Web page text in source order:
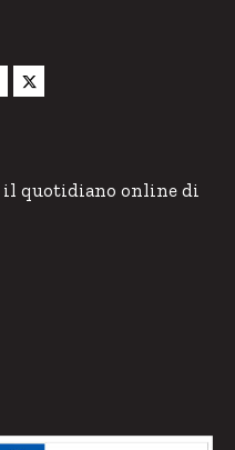
il quotidiano online di